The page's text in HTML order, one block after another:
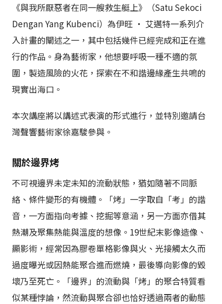
《與我所厭惡者在同一艘救生艇上》（Satu Sekoci
Dengan Yang Kubenci）為伊旺 ‧ 艾邁特一系列介
入計畫的闡述之一，其中包括幾件已經完成和正在進
行的作品。身為藝術家，他想要呼吸一種不適的氛
圍，製造風險的火花，探索在不和諧邊緣產生共鳴的
現實出海口。
本次講座將以講述式表演的形式進行，並特別邀請台
灣聲響藝術家徐嘉駿參與。
關於邊界烤
不可視邊界未定未知的流動狀態，猶如隨著不同脈
絡、條件變形的有機體。「烤」一字取自「考」的諧
音，一方面指向考據、挖掘等意涵，另一方面亦借其
熱潮及聚集熱能與溫度的想像。19世紀末影像造像、
顯影術，經常因為膠卷單格影像與火、光接觸太久而
過度曝光或因熱能聚合進而燃燒，最後導向影像的毀
壞乃至死亡。「邊界」的流動與「烤」的聚合特質看
似某種悖論，然流動與聚合卻也恰好透過兩者的動態